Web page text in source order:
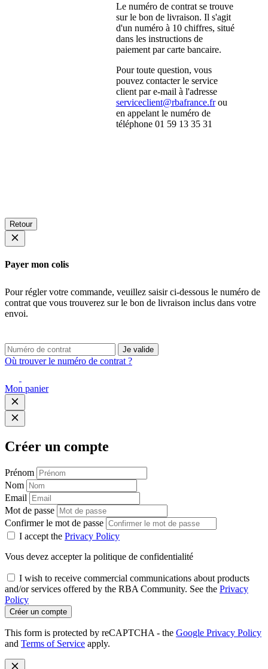
Le numéro de contrat se trouve
sur le bon de livraison. Il s'agit
d'un numéro à 10 chiffres, situé
dans les instructions de
paiement par carte bancaire.
Pour toute question, vous
pouvez contacter le service
client par e-mail à l'adresse
serviceclient@rbafrance.frou
en appelant le numéro de
téléphone 01 59 13 35 31
Retour
Payer mon colis
Pour régler votre commande, veuillez saisir ci-dessous le numéro de
contrat que vous trouverez sur le bon de livraison inclus dans votre
envoi.
Je valide
Où trouver le numéro de contrat ?
Mon panier
Créer un compte
Prénom
Nom
Email
Mot de passe
Confirmer le mot de passe
I accept the Privacy Policy
Vous devez accepter la politique de confidentialité
I wish to receive commercial communications about products
and/or services offered by the RBA Community. See the Privacy
Policy
Créer un compte
This form is protected by reCAPTCHA - the Google Privacy Policy
and Terms of Service apply.